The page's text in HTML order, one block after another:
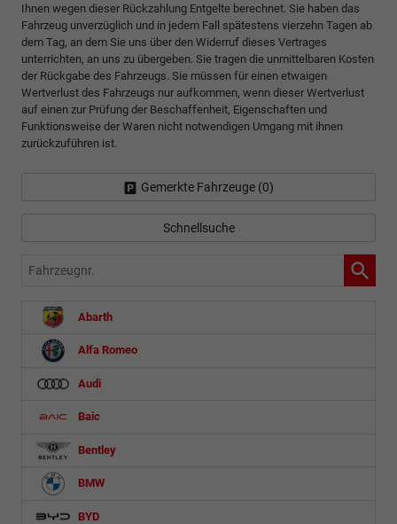
Ihnen wegen dieser Rückzahlung Entgelte berechnet. Sie haben das
Fahrzeug unverzüglich und in jedem Fall spätestens vierzehn Tagen ab
dem Tag, an dem Sie uns über den Widerruf dieses Vertrages
unterrichten, an uns zu übergeben. Sie tragen die unmittelbaren Kosten
der Rückgabe des Fahrzeugs. Sie müssen für einen etwaigen
Wertverlust des Fahrzeugs nur aufkommen, wenn dieser Wertverlust
auf einen zur Prüfung der Beschaffenheit, Eigenschaften und
Funktionsweise der Waren nicht notwendigen Umgang mit ihnen
zurückzuführen ist.
Gemerkte Fahrzeuge (0)
Schnellsuche
Fahrzeugnr.
Abarth
Alfa Romeo
Audi
Baic
Bentley
BMW
BYD